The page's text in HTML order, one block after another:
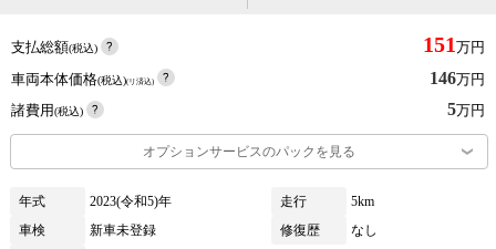
支払総額(税込) 151 万円
車両本体価格(税込)(リ済込) 146万円
諸費用(税込) 5万円
オプションサービスのパックを見る
年式 2023(令和5)年 走行
5km
車検
新車未登録 修復歴
なし